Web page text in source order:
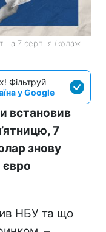
на 7 серпня (колаж
Фільтруй
у Google
встановив
7
знову
євро
НБУ та що